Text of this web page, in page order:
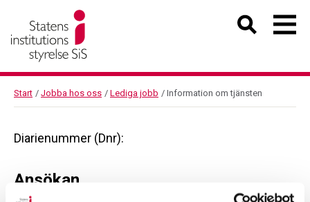
Start / Jobba hos oss / Lediga jobb / Information om tjänsten
Diarienummer (Dnr):
Ansökan